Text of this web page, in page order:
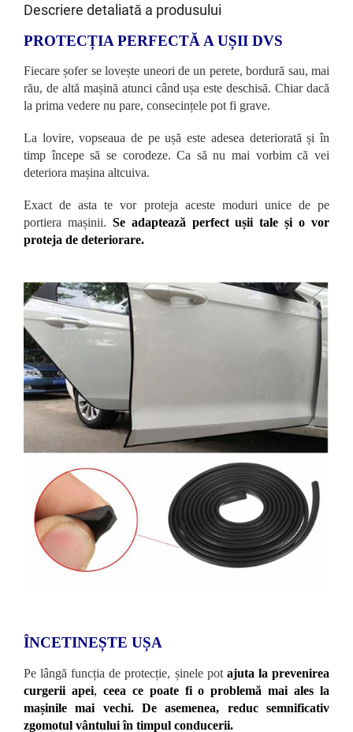
Descriere detaliată a produsului
PROTECȚIA PERFECTĂ A UȘII DVS
Fiecare șofer se lovește uneori de un perete, bordură sau, mai
rău, de altă mașină atunci când ușa este deschisă. Chiar dacă
la prima vedere nu pare, consecințele pot fi grave.
La lovire, vopseaua de pe ușă este adesea deteriorată și în
timp începe să se corodeze. Ca să nu mai vorbim că vei
deteriora mașina altcuiva.
Exact de asta te vor proteja aceste moduri unice de pe
portiera mașinii. Se adaptează perfect ușii tale și o vor
proteja de deteriorare.
ÎNCETINEȘTE UȘA
Pe lângă funcția de protecție, șinele pot ajuta la prevenirea
curgerii apei, ceea ce poate fi o problemă mai ales la
mașinile mai vechi.
De asemenea, reduc semnificativ
zgomotul vântului în timpul conducerii.